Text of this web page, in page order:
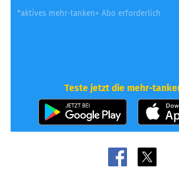
*aktives mehr-tanken+ Abo erforderlich
Teste jetzt die mehr-